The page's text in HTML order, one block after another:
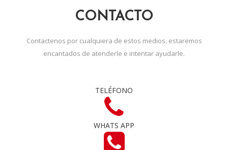
CONTACTO
Contactenos por cualquiera de estos medios, estaremos
encantados de atenderle e intentar ayudarle.
TELÉFONO
WHATS APP